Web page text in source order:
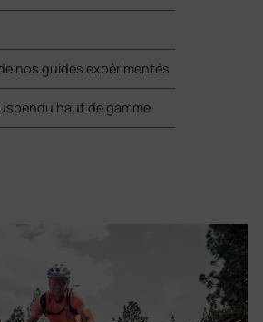
nos guides expérimentés
haut de gamme